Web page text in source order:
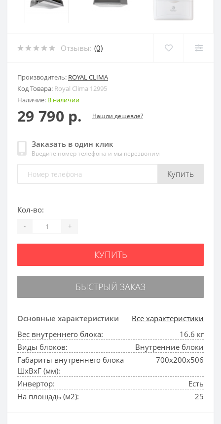
Отзывы: (0)
Производитель: ROYAL CLIMA
Код Товара: Royal Clima 12995
Наличие: В наличии
29 790 р. Нашли дешевле?
Заказать в один клик
Введите номер телефона и мы перезвоним
Купить
Основные характеристики
Все характеристики
Вес внутреннего блока:
16.6 кг
Виды блоков:
Внутренние блоки
Габариты внутреннего блока
ШхВхГ (мм):
700x200x506
Инвертор:
Есть
На площадь (м2):
25
Кол-во:
- +
КУПИТЬ
БЫСТРЫЙ ЗАКАЗ